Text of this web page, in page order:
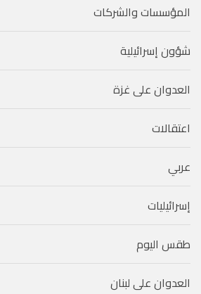
المؤسسات والشركات
شؤون إسرائيلية
العدوان على غزة
اعتقالات
عربي
إسرائيليات
طقس اليوم
العدوان على لبنان